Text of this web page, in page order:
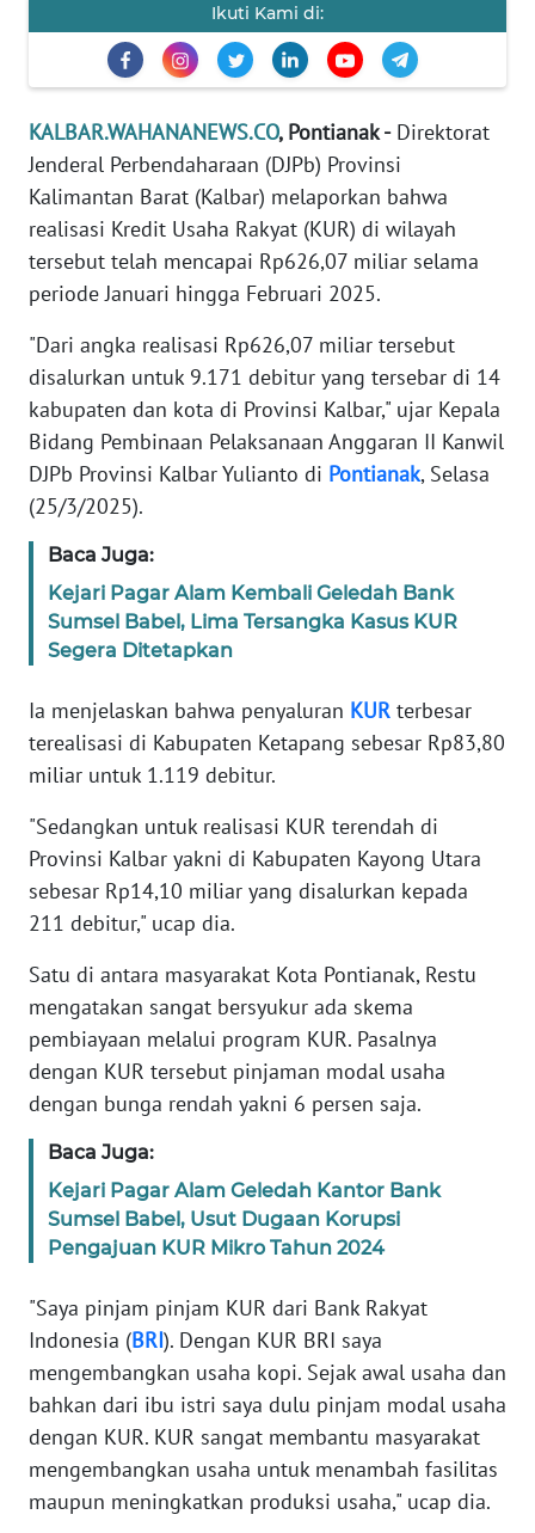
Ikuti Kami di:
KALBAR.WAHANANEWS.CO, Pontianak -Direktorat
Jenderal Perbendaharaan (DJPb) Provinsi
Kalimantan Barat (Kalbar) melaporkan bahwa
realisasi Kredit Usaha Rakyat (KUR) di wilayah
tersebut telah mencapai Rp626,07 miliar selama
periode Januari hingga Februari 2025.
"Dari angka realisasi Rp626,07 miliar tersebut
disalurkan untuk 9.171 debitur yang tersebar di 14
kabupaten dan kota di Provinsi Kalbar," ujar Kepala
Bidang Pembinaan Pelaksanaan Anggaran II Kanwil
DJPb Provinsi Kalbar Yulianto di Pontianak, Selasa
(25/3/2025).
Baca Juga:
Kejari Pagar Alam Kembali Geledah Bank
Sumsel Babel, Lima Tersangka Kasus KUR
Segera Ditetapkan
Ia menjelaskan bahwa penyaluran KUR terbesar
terealisasi di Kabupaten Ketapang sebesar Rp83,80
miliar untuk 1.119 debitur.
"Sedangkan untuk realisasi KUR terendah di
Provinsi Kalbar yakni di Kabupaten Kayong Utara
sebesar Rp14,10 miliar yang disalurkan kepada
211 debitur," ucap dia.
Satu di antara masyarakat Kota Pontianak, Restu
mengatakan sangat bersyukur ada skema
pembiayaan melalui program KUR. Pasalnya
dengan KUR tersebut pinjaman modal usaha
dengan bunga rendah yakni 6 persen saja.
Baca Juga:
Kejari Pagar Alam Geledah Kantor Bank
Sumsel Babel, Usut Dugaan Korupsi
Pengajuan KUR Mikro Tahun 2024
"Saya pinjam pinjam KUR dari Bank Rakyat
Indonesia (BRI). Dengan KUR BRI saya
mengembangkan usaha kopi. Sejak awal usaha dan
bahkan dari ibu istri saya dulu pinjam modal usaha
dengan KUR. KUR sangat membantu masyarakat
mengembangkan usaha untuk menambah fasilitas
maupun meningkatkan produksi usaha," ucap dia.
PEDOMAN
REDAKSI
KARIR
DISCLAIMER
Wahana
News
Regional
WN
SUMUT
WN
WN
JABAR
WN
BANTEN
NTT
WN
KEPRI
WN
PAPUA
WN
PAPUA
WN
RIAU
SERAMBI
WN
JAMBI
WN
SULTRA